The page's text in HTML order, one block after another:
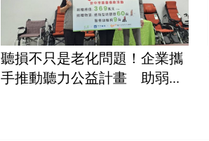
聽損不只是老化問題！企業攜
手推動聽力公益計畫 助弱...